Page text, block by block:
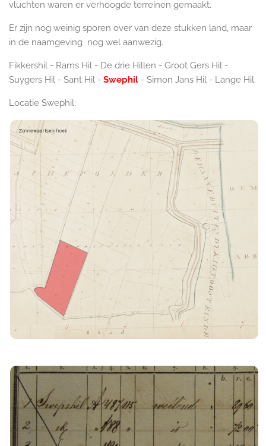
vluchten waren er verhoogde terreinen gemaakt.
Er zijn nog weinig sporen over van deze stukken land, maar
in de naamgeving nog wel aanwezig.
Fikkershil - Rams Hil - De drie Hillen - Groot Gers Hil -
Suygers Hil - Sant Hil - Swephil - Simon Jans Hil - Lange Hil.
Locatie Swephil: